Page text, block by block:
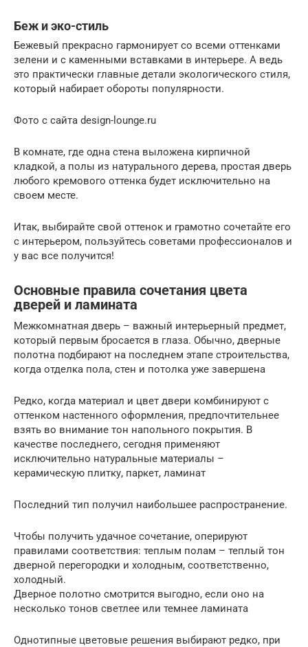
Беж и эко-стиль
Бежевый прекрасно гармонирует со всеми оттенками
зелени и с каменными вставками в интерьере. А ведь
это практически главные детали экологического стиля,
который набирает обороты популярности.
Фото с сайта design-lounge.ru
В комнате, где одна стена выложена кирпичной
кладкой, а полы из натурального дерева, простая дверь
любого кремового оттенка будет исключительно на
своем месте.
Итак, выбирайте свой оттенок и грамотно сочетайте его
с интерьером, пользуйтесь советами профессионалов и
у вас все получится!
Основные правила сочетания цвета
дверей и ламината
Межкомнатная дверь – важный интерьерный предмет,
который первым бросается в глаза. Обычно, дверные
полотна подбирают на последнем этапе строительства,
когда отделка пола, стен и потолка уже завершена
Редко, когда материал и цвет двери комбинируют с
оттенком настенного оформления, предпочтительнее
взять во внимание тон напольного покрытия. В
качестве последнего, сегодня применяют
исключительно натуральные материалы –
керамическую плитку, паркет, ламинат
Последний тип получил наибольшее распространение.
Чтобы получить удачное сочетание, оперируют
правилами соответствия: теплым полам – теплый тон
дверной перегородки и холодным, соответственно,
холодный.
Дверное полотно смотрится выгодно, если оно на
несколько тонов светлее или темнее ламината
Однотипные цветовые решения выбирают редко, при